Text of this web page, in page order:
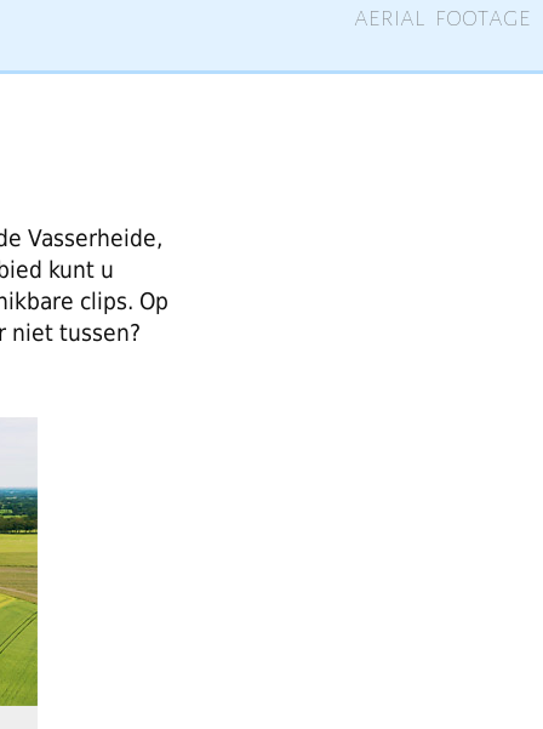
aerial footage
Vasserheide,
kunt u
clips. Op
niet tussen?